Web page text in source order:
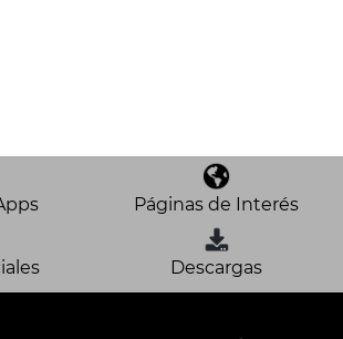
Páginas de Interés
Descargas